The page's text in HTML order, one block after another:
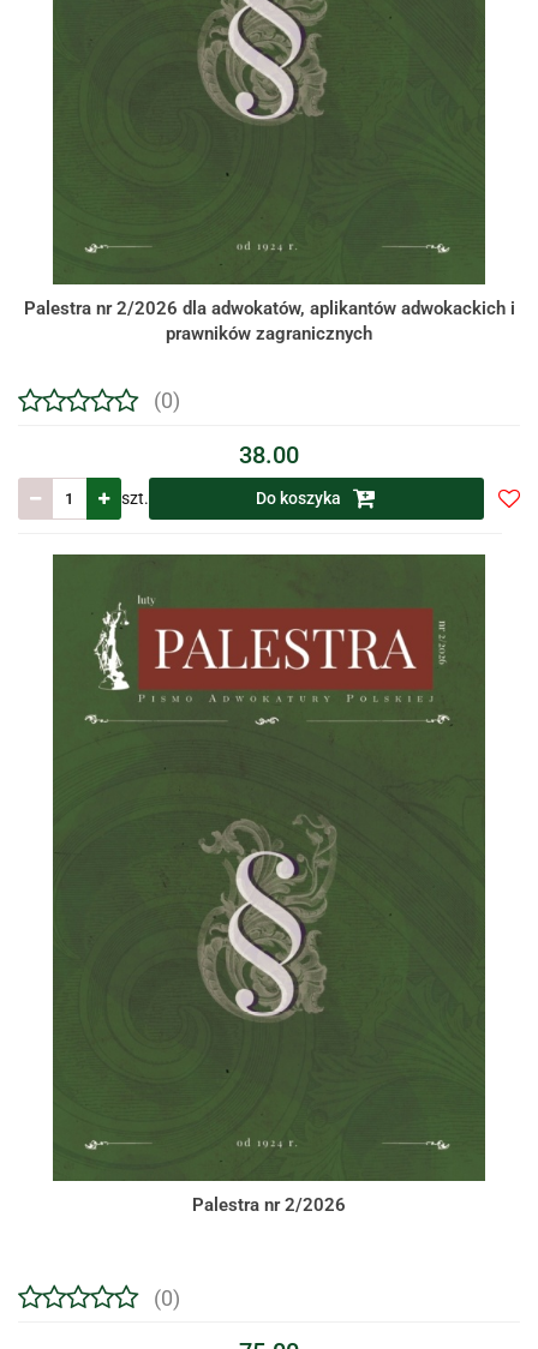
Palestra nr 2/2026 dla adwokatów, aplikantów adwokackich i
prawników zagranicznych
(0)
38.00
szt. Do koszyka
Palestra nr 2/2026
(0)